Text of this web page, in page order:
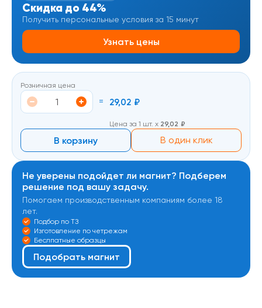
Скидка до 44%
Получить персональные условия за 15 минут
Узнать цены
Розничная цена
= 29,02 ₽
Цена за 1 шт. х 29,02 ₽
В корзину В один клик
Не уверены подойдет ли магнит? Подберем
решение под вашу задачу.
Помогаем производственным компаниям более 18
лет.
Подбор по ТЗ
Изготовление по четрежам
Беслпатные образцы
Подобрать магнит